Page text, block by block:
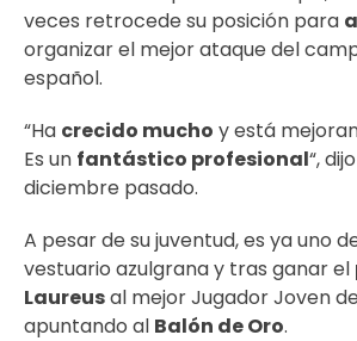
veces retrocede su posición para
organizar el mejor ataque del
español.
“Ha crecido mucho y está
Es un fantástico profesional“, dijo
diciembre pasado.
A pesar de su juventud, es ya uno
vestuario azulgrana y tras ganar el
Laureusal mejor Jugador Joven
apuntando al Balón de Oro.